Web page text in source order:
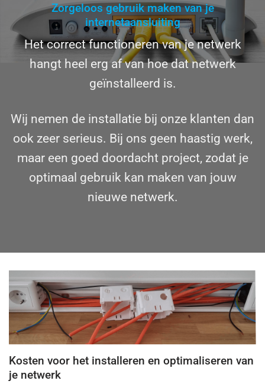
Zorgeloos gebruik maken van je
internetaansluiting
Het correct functioneren van je netwerk
hangt heel erg af van hoe dat netwerk
geïnstalleerd is.
Wij nemen de installatie bij onze klanten dan
ook zeer serieus. Bij ons geen haastig werk,
maar een goed doordacht project, zodat je
optimaal gebruik kan maken van jouw
nieuwe netwerk.
Kosten voor het installeren en optimaliseren van
je netwerk